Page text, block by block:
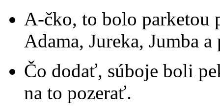
A-čko, to bolo parketou
Adama, Jureka, Jumba
Čo dodať, súboje boli
na to pozerať.